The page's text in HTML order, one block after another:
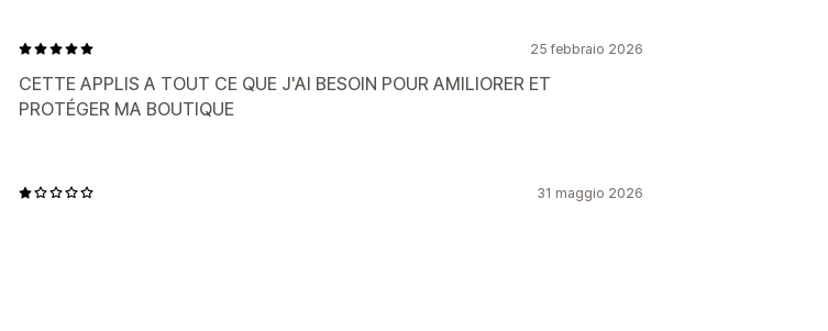
25 febbraio 2026
CETTE APPLIS A TOUT CE QUE J'AI BESOIN POUR AMILIORER ET
PROTÉGER MA BOUTIQUE
31 maggio 2026